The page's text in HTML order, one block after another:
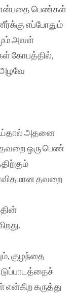
என்பதை பெண்கள்
எப்போதும்
அவள்
கோபத்தில்,
அதனை
தவறை ஒரு பெண்
தவறை
குழந்தை
கருத்து